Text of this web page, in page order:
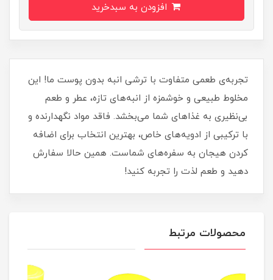
تجربه‌ی طعمی متفاوت با ترشی انبه بدون پوست ما! این
مخلوط طبیعی و خوشمزه از انبه‌های تازه، عطر و طعم
بی‌نظیری به غذاهای شما می‌بخشد. فاقد مواد نگهدارنده و
با ترکیبی از ادویه‌های خاص، بهترین انتخاب برای اضافه
کردن هیجان به سفره‌های شماست. همین حالا سفارش
دهید و طعم لذت را تجربه کنید!
محصولات مرتبط